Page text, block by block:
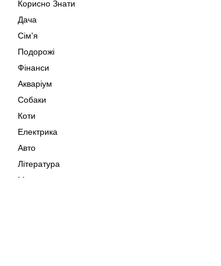
Корисно Знати
Дача
Сім'я
Подорожі
Фінанси
Акваріум
Собаки
Коти
Електрика
Авто
Література
Музика